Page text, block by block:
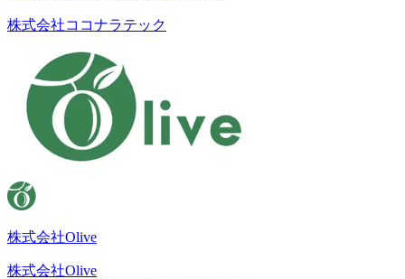
株式会社ココナラテック
株式会社Olive
株式会社Olive